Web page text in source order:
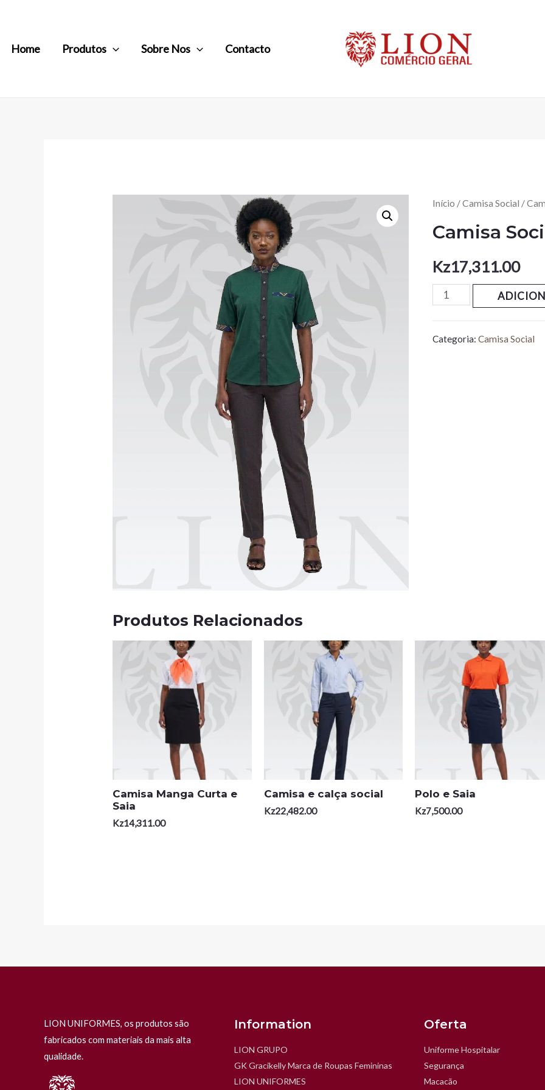
Home Produtos Sobre Nos Contacto
Início /Camisa Social /
Camisa
Kz17,311.00
Categoria: Camisa Social
Produtos Relacionados
Camisa Manga Curta e
Saia
Kz14,311.00
Camisa e calça social
Kz22,482.00
Polo e Saia
Kz7,500.00
LION UNIFORMES, os produtos são
fabricados com materiais da mais alta
qualidade.
Information
LION GRUPO
GK Gracikelly Marca de Roupas Femininas
LION UNIFORMES
Oferta
Uniforme Hospitalar
Segurança
Macacão